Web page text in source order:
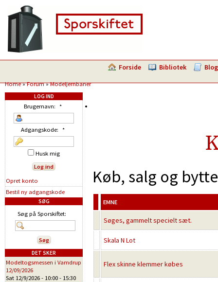
Forside Bibliotek Blog
Home»Forum»Modeljernbaner
Køb, salg og
EMNE
Søges, gammelt specielt sæt.
Skala N Lot
Flex skinne klemmer købes
LOG IND
Brugernavn: *
Adgangskode: *
Husk mig
Opret konto
Bestil ny adgangskode
SØG
Søg på Sporskiftet:
DET SKER
Modeltogsmessen i Vamdrup
12/09/2026
Sat 12/9/2026 - 10:00 - 15:30